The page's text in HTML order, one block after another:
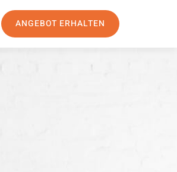
ANGEBOT ERHALTEN